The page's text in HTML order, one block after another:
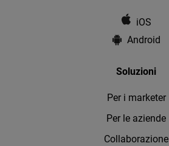
iOS
Android
Soluzioni
Per i marketer
Per le aziende
Collaborazione